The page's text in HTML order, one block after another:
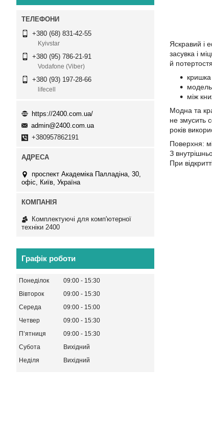
Яскравий і
засувка і
й
між
Модна та
не змусить
років
Поверхня:
З
При
+380 (68) 831-42-55
Kyivstar
+380 (95) 786-21-91
Vodafone (Viber)
+380 (93) 197-28-66
lifecell
https://2400.com.ua/
admin@2400.com.ua
+380957862191
проспект Академіка Палладіна, 30,
офіс, Київ, Україна
Комплектуючі для комп'ютерної
техніки 2400
Графік роботи
Понеділок 09:00
15:30
Вівторок
09:00
15:30
Середа
09:00
15:00
Четвер
09:00
15:30
Пʼятниця
09:00
15:30
Субота
Вихідний
Неділя
Вихідний